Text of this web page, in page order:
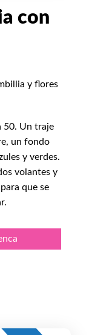
con
y flores
50. Un traje
un fondo
y verdes.
volantes y
que se